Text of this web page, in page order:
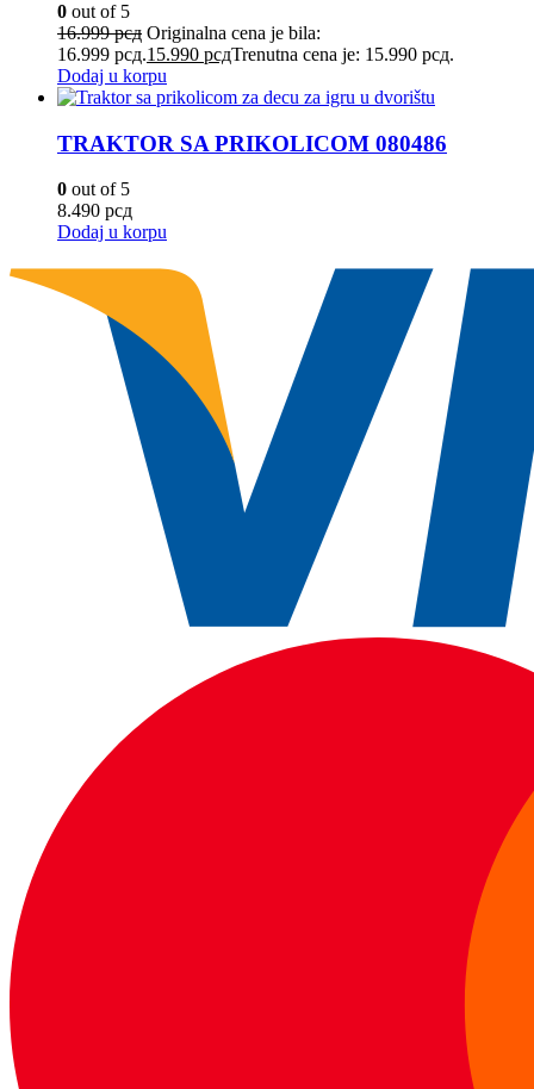
0 out of 5
16.999рсд Originalna cena je bila:
16.999 рсд.15.990 рсдTrenutna cena je: 15.990 рсд.
Dodaj u korpu
TRAKTOR SA PRIKOLICOM 080486
0 out of 5
8.490 рсд
Dodaj u korpu